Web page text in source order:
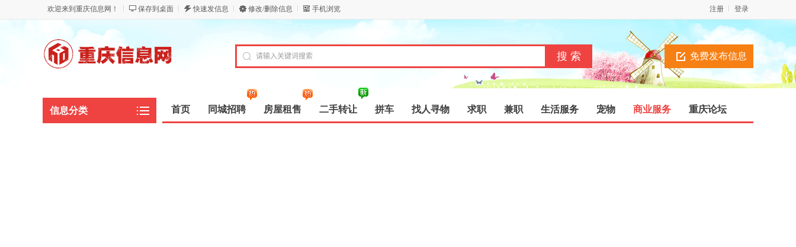
欢迎来到重庆信息网！ 保存到桌面 快速发信息 修改/删除信息 手机浏览 登录
注册
免费发布信息
信息分类 首页 同城招聘 房屋租售 二手转让 拼车 找人寻物 求职 兼职 生活服务 宠物 商业服务 重庆论坛